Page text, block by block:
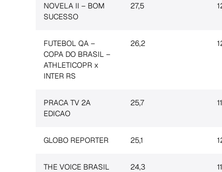
NOVELA II – BOM
SUCESSO
27,5
FUTEBOL QA –
COPA DO BRASIL –
ATHLETICOPR x
INTER RS
26,2
PRACA TV 2A
EDICAO
25,7
GLOBO REPORTER 25,1
THE VOICE BRASIL 24,3